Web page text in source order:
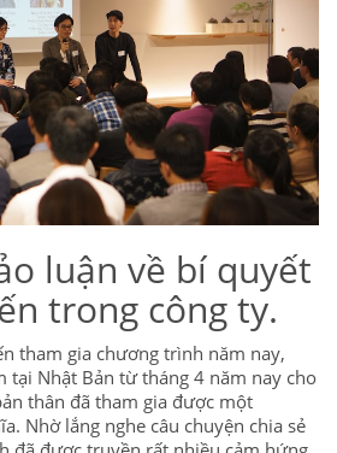
luận về bí quyết
trong công ty.
tham gia chương trình năm nay,
tại Nhật Bản từ tháng 4 năm nay cho
thân đã tham gia được một
Nhờ lắng nghe câu chuyện chia sẻ